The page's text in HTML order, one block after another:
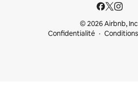
© 2026 Airbnb,
Confidentialité